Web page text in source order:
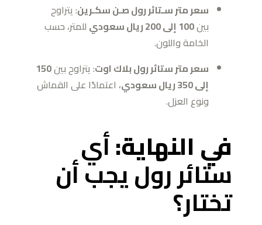
سعر متر سـتائر رول صـن سكـرين: يتراوح
بين100 إلى 200 ريال سعودي
للمتر، حسب
الخامة واللون.
سعر متر ستائر رول بلاك اوت: يتراوح بين150
إلى 350 ريال سعودي
، اعتمادًا على القماش
ونوع العزل.
في النهاية:أي
ستائر رول يجب أن
تختار؟